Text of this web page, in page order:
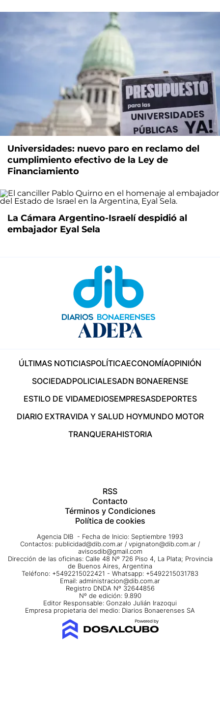
Universidades: nuevo paro en reclamo del
cumplimiento efectivo de la Ley de
Financiamiento
La Cámara Argentino-Israelí despidió al
embajador Eyal Sela
ÚLTIMAS NOTICIASPOLÍTICAECONOMÍAOPINIÓN
SOCIEDADPOLICIALESADN BONAERENSE
ESTILO DE VIDAMEDIOSEMPRESASDEPORTES
DIARIO EXTRAVIDA Y SALUD HOYMUNDO MOTOR
TRANQUERAHISTORIA
RSS
Contacto
Términos y Condiciones
Política de cookies
Agencia DIB - Fecha de Inicio: Septiembre 1993
Contactos: publicidad@dib.com.ar / vpignaton@dib.com.ar /
avisosdib@gmail.com
Dirección de las oficinas: Calle 48 Nº 726 Piso 4, La Plata; Provincia
de Buenos Aires, Argentina
Teléfono: +5492215022421 - Whatsapp: +5492215031783
Email: administracion@dib.com.ar
Registro DNDA Nº 32644856
Nº de edición: 9.890
Editor Responsable: Gonzalo Julián Irazoqui
Empresa propietaria del medio: Diarios Bonaerenses SA